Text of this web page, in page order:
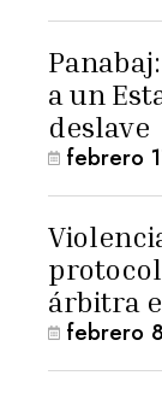
a un
deslave
febrero
árbitra
febrero